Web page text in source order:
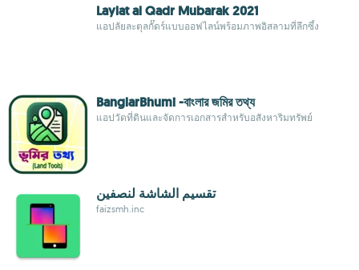
Laylat al Qadr Mubarak 2021
แอปลัยละตุลกั๊ดร์แบบออฟไลน์พร้อมภาพอิสลามที่ลึกซึ้ง
BanglarBhumi -বাংলার জমির তথ্য
แอปวัดที่ดินและจัดการเอกสารสำหรับอสังหาริมทรัพย์
تقسيم الشاشة لنصفين
faizsmh.inc